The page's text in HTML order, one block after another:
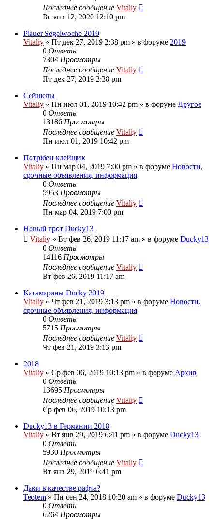
Последнее сообщение Vitaliy
Вс янв 12, 2020 12:10 pm
Plauer Segelwoche 2019
Vitaliy » Пт дек 27, 2019 2:38 pm » в форуме 2019
0 Ответы
7304 Просмотры
Последнее сообщение Vitaliy
Пт дек 27, 2019 2:38 pm
Сейшелы
Vitaliy » Пн июл 01, 2019 10:42 pm » в форуме Другое
0 Ответы
13186 Просмотры
Последнее сообщение Vitaliy
Пн июл 01, 2019 10:42 pm
Потрібен клейщик
Vitaliy » Пн мар 04, 2019 7:00 pm » в форуме Новости,
срочные объявления, информация
0 Ответы
5953 Просмотры
Последнее сообщение Vitaliy
Пн мар 04, 2019 7:00 pm
Новый грот Ducky13
Vitaliy » Вт фев 26, 2019 11:17 am » в форуме Ducky13
0 Ответы
14116 Просмотры
Последнее сообщение Vitaliy
Вт фев 26, 2019 11:17 am
Катамараны Ducky 2019
Vitaliy » Чт фев 21, 2019 3:13 pm » в форуме Новости,
срочные объявления, информация
0 Ответы
5715 Просмотры
Последнее сообщение Vitaliy
Чт фев 21, 2019 3:13 pm
2018
Vitaliy » Ср фев 06, 2019 10:13 pm » в форуме Архив
0 Ответы
13695 Просмотры
Последнее сообщение Vitaliy
Ср фев 06, 2019 10:13 pm
Ducky13 в Германии 2018
Vitaliy » Вт янв 29, 2019 6:41 pm » в форуме Ducky13
0 Ответы
5930 Просмотры
Последнее сообщение Vitaliy
Вт янв 29, 2019 6:41 pm
Даки в качестве рафта?
Teotem » Пн сен 24, 2018 10:20 am » в форуме Ducky13
0 Ответы
6264 Просмотры